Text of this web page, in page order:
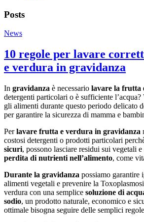
Posts
News
10 regole per lavare
e verdura in gravidanza
In gravidanza è necessario lavare la frutta
detergenti particolari o è sufficiente
gli alimenti durante questo periodo delicato
per garantire la sicurezza di mamma e
Perlavare frutta e verdura in gravidanza
costosi detergenti o prodotti particolari
sicuri, possono lasciare residui sui vegetali e
perdita di nutrienti nell’alimento, come
Durante la gravidanza possiamo garantire
alimenti vegetali e prevenire la
verdura con una semplice soluzione di
sodio, un prodotto naturale, economico e
ottimale bisogna seguire delle semplici